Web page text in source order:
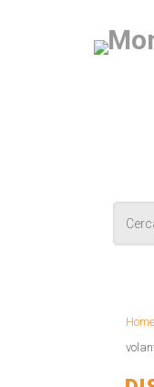
Home